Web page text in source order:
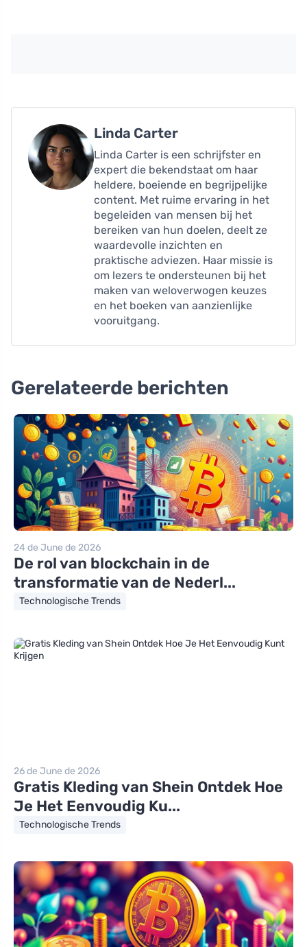
Linda Carter
Linda Carter is een schrijfster en
expert die bekendstaat om haar
heldere, boeiende en begrijpelijke
content. Met ruime ervaring in het
begeleiden van mensen bij het
bereiken van hun doelen, deelt ze
waardevolle inzichten en
praktische adviezen. Haar missie is
om lezers te ondersteunen bij het
maken van weloverwogen keuzes
en het boeken van aanzienlijke
vooruitgang.
Gerelateerde berichten
24 de June de 2026
De rol van blockchain in de
transformatie van de Nederl...
Technologische Trends
26 de June de 2026
Gratis Kleding van Shein Ontdek Hoe
Je Het Eenvoudig Ku...
Technologische Trends